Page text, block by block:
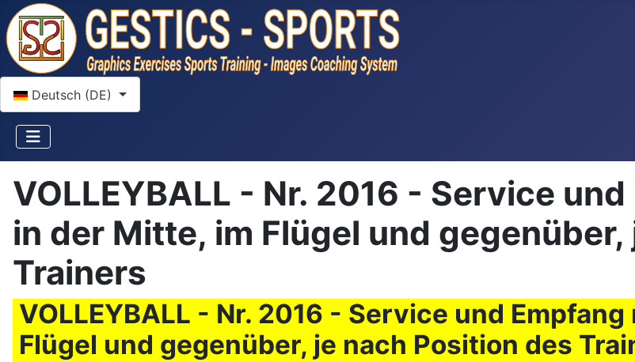
Sprache auswählen
Deutsch (DE)
VOLLEYBALL - Nr. 2016 - Service
in der Mitte, im Flügel und
Trainers
VOLLEYBALL - Nr. 2016 - Service und
Flügel und gegenüber, je nach Position des